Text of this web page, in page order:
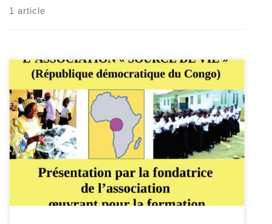
1 article
Vous n’avez jamais eu le désir de voyager, sortir de vos
écrans et découvrir d’autres […]